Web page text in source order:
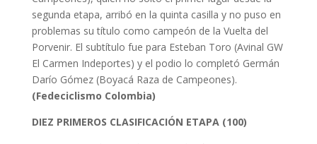
segunda etapa, arribó en la quinta casilla y no puso en
problemas su título como campeón de la Vuelta del
Porvenir. El subtítulo fue para Esteban Toro (Avinal GW
El Carmen Indeportes) y el podio lo completó Germán
Darío Gómez (Boyacá Raza de Campeones).
(Fedeciclismo Colombia)
DIEZ PRIMEROS CLASIFICACIÓN ETAPA (100)